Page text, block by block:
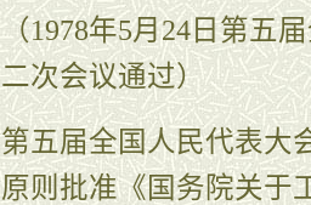
（1978年5月24日第五
二次会议通过）
第五届全国人民代表大
原则批准《国务院关于